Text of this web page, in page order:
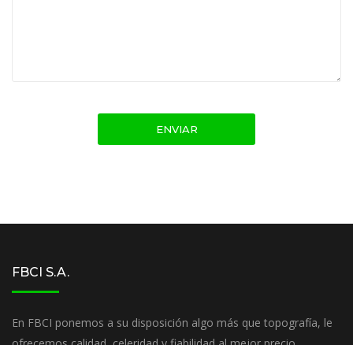
FBCI S.A.
En FBCI ponemos a su disposición algo más que topografía, le